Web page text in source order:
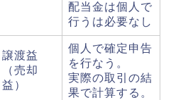
配当金は個人で
行うは必要なし
譲渡益
（売却
益）
個人で確定申告
を行なう。
実際の取引の結
果で計算する。